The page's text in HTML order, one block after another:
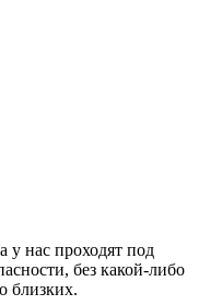
у нас проходят под
без какой-либо
близких.